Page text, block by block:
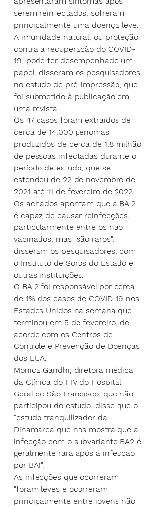
serem reinfectados, sofreram
principalmente uma doença leve.
A imunidade natural, ou proteção
contra a recuperação do COVID-
19, pode ter desempenhado um
papel, disseram os pesquisadores
no estudo de pré-impressão, que
foi submetido à publicação em
uma revista.
Os 47 casos foram extraídos de
cerca de 14.000 genomas
produzidos de cerca de 1,8 milhão
de pessoas infectadas durante o
período de estudo, que se
estendeu de 22 de novembro de
2021 até 11 de fevereiro de 2022.
Os achados apontam que a BA.2
é capaz de causar reinfecções,
particularmente entre os não
vacinados, mas "são raros",
disseram os pesquisadores, com
o Instituto de Soros do Estado e
outras instituições.
O BA.2 foi responsável por cerca
de 1% dos casos de COVID-19 nos
Estados Unidos na semana que
terminou em 5 de fevereiro, de
acordo com os Centros de
Controle e Prevenção de Doenças
dos EUA.
Monica Gandhi, diretora médica
da Clínica do HIV do Hospital
Geral de São Francisco, que não
participou do estudo, disse que o
"estudo tranquilizador da
Dinamarca que nos mostra que a
infecção com o subvariante BA2 é
geralmente rara após a infecção
por BA1".
As infecções que ocorreram
"foram leves e ocorreram
principalmente entre jovens não